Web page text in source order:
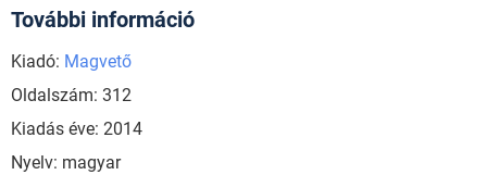
További információ
Kiadó: Magvető
Oldalszám: 312
Kiadás éve: 2014
Nyelv: magyar